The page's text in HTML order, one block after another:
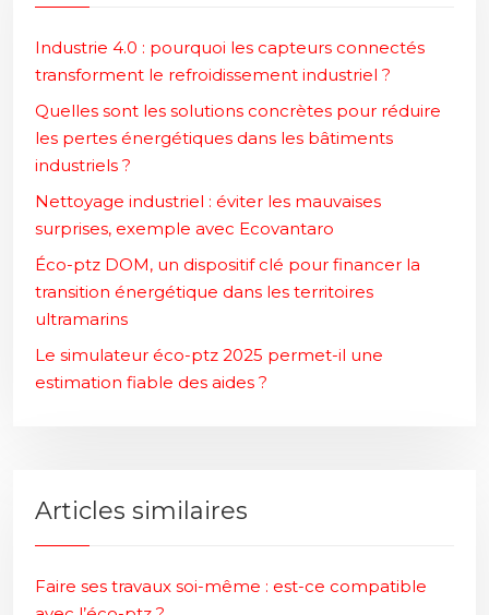
Industrie 4.0 : pourquoi les capteurs connectés
transforment le refroidissement industriel ?
Quelles sont les solutions concrètes pour réduire
les pertes énergétiques dans les bâtiments
industriels ?
Nettoyage industriel : éviter les mauvaises
surprises, exemple avec Ecovantaro
Éco-ptz DOM, un dispositif clé pour financer la
transition énergétique dans les territoires
ultramarins
Le simulateur éco-ptz 2025 permet-il une
estimation fiable des aides ?
Articles similaires
Faire ses travaux soi-même : est-ce compatible